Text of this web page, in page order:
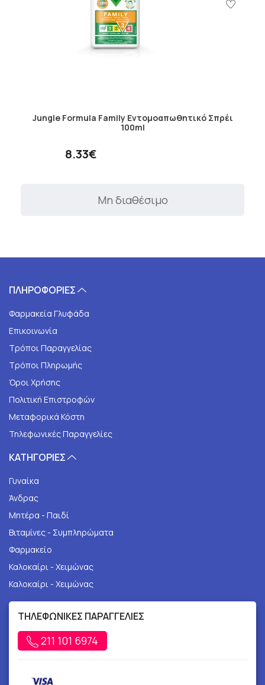
Jungle Formula Family Εντομοαπωθητικό Σπρέι
100ml
8.33€
Μη διαθέσιμο
ΠΛΗΡΟΦΟΡΙΕΣ
Φαρμακεία Γλυφάδα
Επικοινωνία
Τρόποι Παραγγελίας
Τρόποι Πληρωμής
Όροι Χρήσης
Πολιτική Επιστροφών
Μεταφορικά Κόστη
Τηλεφωνικές Παραγγελίες
ΚΑΤΗΓΟΡΙΕΣ
Γυναίκα
Άνδρας
Μητέρα - Παιδί
Βιταμίνες - Συμπληρώματα
Φαρμακείο
Καλοκαίρι - Χειμώνας
Καλοκαίρι - Χειμώνας
ΤΗΛΕΦΩΝΙΚΕΣ ΠΑΡΑΓΓΕΛΙΕΣ
211 101 6974